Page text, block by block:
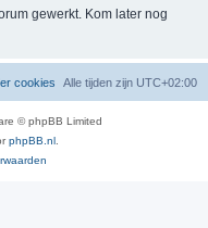
gewerkt. Kom later nog
Alle tijden zijn UTC+02:00
cookies
© phpBB Limited
phpBB.nl